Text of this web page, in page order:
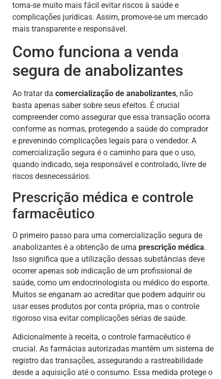
torna-se muito mais fácil evitar riscos à saúde e
complicações jurídicas. Assim, promove-se um mercado
mais transparente e responsável.
Como funciona a venda
segura de anabolizantes
Ao tratar da comercialização de anabolizantes, não
basta apenas saber sobre seus efeitos. É crucial
compreender como assegurar que essa transação ocorra
conforme as normas, protegendo a saúde do comprador
e prevenindo complicações legais para o vendedor. A
comercialização segura é o caminho para que o uso,
quando indicado, seja responsável e controlado, livre de
riscos desnecessários.
Prescrição médica e controle
farmacêutico
O primeiro passo para uma comercialização segura de
anabolizantes é a obtenção de uma prescrição médica.
Isso significa que a utilização dessas substâncias deve
ocorrer apenas sob indicação de um profissional de
saúde, como um endocrinologista ou médico do esporte.
Muitos se enganam ao acreditar que podem adquirir ou
usar esses produtos por conta própria, mas o controle
rigoroso visa evitar complicações sérias de saúde.
Adicionalmente à receita, o controle farmacêutico é
crucial. As farmácias autorizadas mantêm um sistema de
registro das transações, assegurando a rastreabilidade
desde a aquisição até o consumo. Essa medida protege o